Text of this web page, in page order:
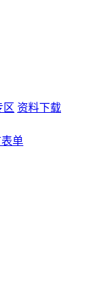
区 资料下载
单